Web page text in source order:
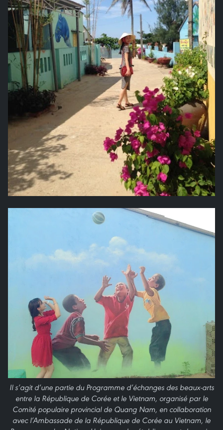
Il s’agit d’une partie du Programme d’échanges des beaux-arts
entre la République de Corée et le Vietnam, organisé par le
Comité populaire provincial de Quang Nam, en collaboration
avec l’Ambassade de la République de Corée au Vietnam, le